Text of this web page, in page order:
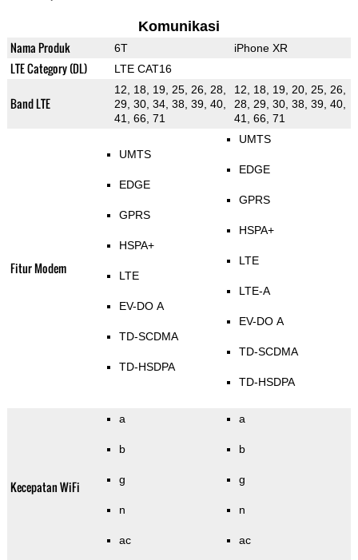
Komunikasi
Nama Produk 6T iPhone XR
LTE Category (DL) LTE CAT16
Band LTE
12, 18, 19, 25, 26, 28,
29, 30, 34, 38, 39, 40,
41, 66, 71
12, 18, 19, 20, 25, 26,
28, 29, 30, 38, 39, 40,
41, 66, 71
Fitur Modem
UMTS
EDGE
GPRS
HSPA+
LTE
EV-DO A
TD-SCDMA
TD-HSDPA
UMTS
EDGE
GPRS
HSPA+
LTE
LTE-A
EV-DO A
TD-SCDMA
TD-HSDPA
Kecepatan WiFi
a
b
g
n
ac
a
b
g
n
ac